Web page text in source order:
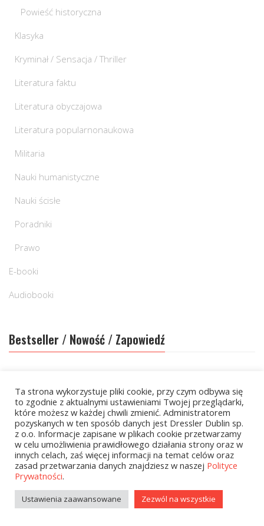
Powieść historyczna
Klasyka
Kryminał / Sensacja / Thriller
Literatura faktu
Literatura obyczajowa
Literatura popularnonaukowa
Militaria
Nauki humanistyczne
Nauki ścisłe
Poradniki
Prawo
E-booki
Audiobooki
Bestseller / Nowość / Zapowiedź
Cena
FILTRUJ
Cena: 20 zł—
Ta strona wykorzystuje pliki cookie, przy czym odbywa się
to zgodnie z aktualnymi ustawieniami Twojej przeglądarki,
które możesz w każdej chwili zmienić. Administratorem
pozyskanych w ten sposób danych jest Dressler Dublin sp.
z o.o. Informacje zapisane w plikach cookie przetwarzamy
w celu umożliwienia prawidłowego działania strony oraz w
innych celach, zaś więcej informacji na temat celów oraz
zasad przetwarzania danych znajdziesz w naszej Polityce
Prywatności.
Ustawienia zaawansowane Zezwól na wszystkie